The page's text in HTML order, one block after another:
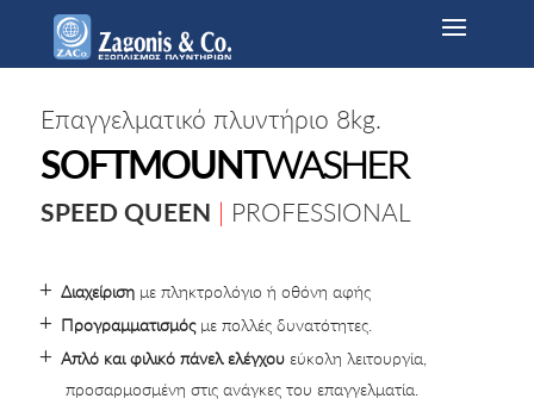
Επαγγελματικό πλυντήριο 8kg.
SOFTMOUNTWASHER
SPEED QUEEN | PROFESSIONAL
Διαχείρισημε πληκτρολόγιο ή οθόνη αφής
Προγραμματισμόςμε πολλές δυνατότητες.
Απλό και φιλικό πάνελ ελέγχουεύκολη λειτουργία,
προσαρμοσμένη στις ανάγκες του επαγγελματία.